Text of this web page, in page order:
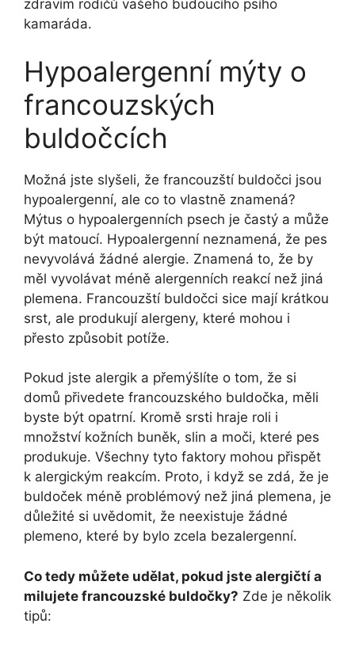
zdravím rodičů vašeho budoucího psího
‍kamaráda.
Hypoalergenní mýty o
francouzských
buldočcích
Možná jste slyšeli, že francouzští buldočci jsou
hypoalergenní, ale co to vlastně znamená?
Mýtus o⁣ hypoalergenních psech ‌je častý a může
být matoucí. ‍Hypoalergenní‌ neznamená, že pes
⁣nevyvolává žádné alergie. Znamená ⁤to,‍ že by
měl vyvolávat⁣ méně alergenních reakcí než​ jiná
plemena. ‌Francouzští buldočci sice mají krátkou
srst, ale produkují​ alergeny, ⁢které mohou i
přesto způsobit potíže.
Pokud jste alergik a přemýšlíte‌ o ‌tom,⁤ že ⁢si
domů přivedete francouzského buldočka, měli
byste být opatrní. Kromě srsti hraje roli i
množství kožních buněk, slin a moči, které pes
produkuje. Všechny tyto faktory⁢ mohou přispět
k⁤ alergickým reakcím. Proto, i ⁣když se zdá, že⁣ je
buldoček méně problémový než jiná plemena, je
důležité si uvědomit, že ⁣neexistuje žádné
plemeno, které by ⁣bylo zcela bezalergenní.
Co tedy můžete⁣ udělat, pokud jste alergičtí a
milujete francouzské buldočky? Zde je několik
‌tipů: